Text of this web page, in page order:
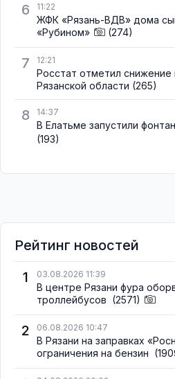
6 11:22
ЖФК «Рязань-ВДВ» дома
«Рубином»
(274)
7 12:21
Росстат отметил снижение
Рязанской области (265)
8 14:37
В Елатьме запустили
(193)
Рейтинг новостей
1
03.08.2026 11:39
В центре Рязани фура
троллейбусов (2571)
2 06.08.2026 10:47
В Рязани на заправках
ограничения на бензин